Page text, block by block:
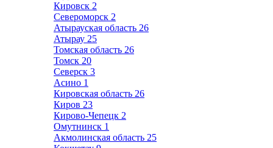
Кировск 2
Североморск 2
Атырауская область 26
Атырау 25
Томская область 26
Томск 20
Северск 3
Асино 1
Кировская область 26
Киров 23
Кирово-Чепецк 2
Омутнинск 1
Акмолинская область 25